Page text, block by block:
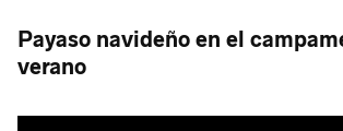
Payaso navideño en el
verano